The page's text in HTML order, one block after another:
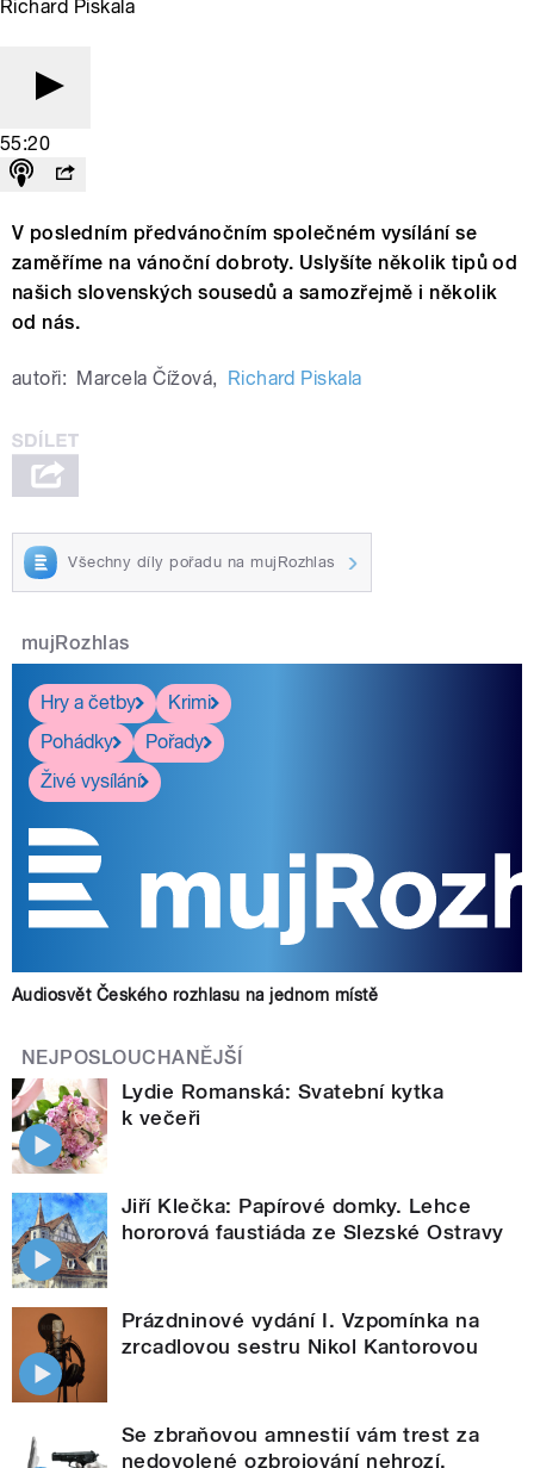
Richard Piskala
55:20
V posledním předvánočním společném vysílání se
zaměříme na vánoční dobroty. Uslyšíte několik tipů od
našich slovenských sousedů a samozřejmě i několik
od nás.
autoři: Marcela Čížová, Richard Piskala
Všechny díly pořadu na mujRozhlas
mujRozhlas
Hry a četby
Krimi
Pohádky
Pořady
Živé vysílání
Audiosvět Českého rozhlasu na jednom místě
NEJPOSLOUCHANĚJŠÍ
Lydie Romanská: Svatební kytka
k večeři
Jiří Klečka: Papírové domky. Lehce
hororová faustiáda ze Slezské Ostravy
Prázdninové vydání I. Vzpomínka na
zrcadlovou sestru Nikol Kantorovou
Se zbraňovou amnestií vám trest za
nedovolené ozbrojování nehrozí.